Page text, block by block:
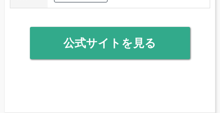
公式サイトを見る